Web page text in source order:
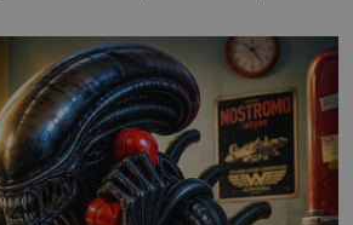
by pokoj miminka měl působit
Předškolní věk je